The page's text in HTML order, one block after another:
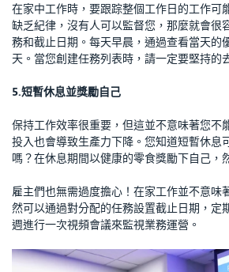
在家中工作時，要跟踪整個工作日的工作可
缺乏紀律，沒有人可以監督您，那麼就會很
務和截止日期。每天早晨，通過查看當天的
天。當您創建任務列表時，請一定要堅持的
5.短暫休息並獎勵自己
保持工作效率很重要，但這並不意味著您不
投入也會導致生產力下降。您知道短暫休息
嗎？在休息期間以健康的零食獎勵下自己，
雇主們也無需過度擔心！在家工作並不意味
然可以通過對分配的任務設置截止日期，定
週進行一次視頻會議來監視業務運營。